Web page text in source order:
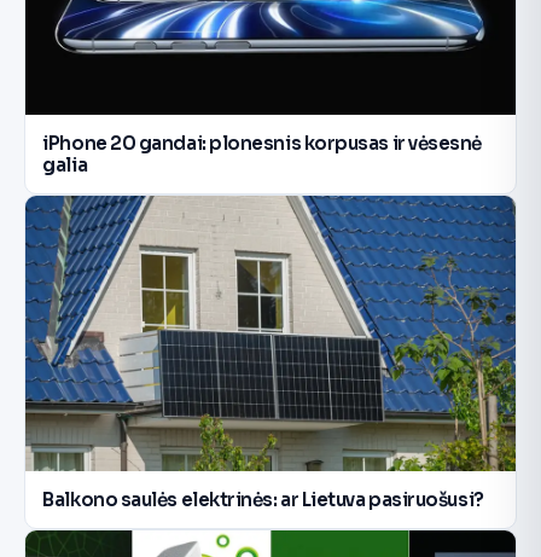
iPhone 20 gandai: plonesnis korpusas ir vėsesnė
galia
Balkono saulės elektrinės: ar Lietuva pasiruošusi?